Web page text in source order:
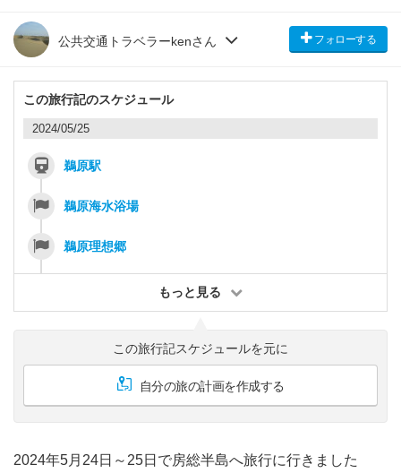
公共交通トラベラーkenさん フォローする
この旅行記のスケジュール
2024/05/25
鵜原駅
鵜原海水浴場
鵜原理想郷
もっと見る
この旅行記スケジュールを元に
自分の旅の計画を作成する
2024年5月24日～25日で房総半島へ旅行に行きました